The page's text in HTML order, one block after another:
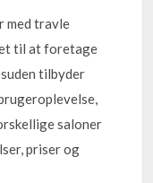
travle
til at foretage
tilbyder
saloner
priser og